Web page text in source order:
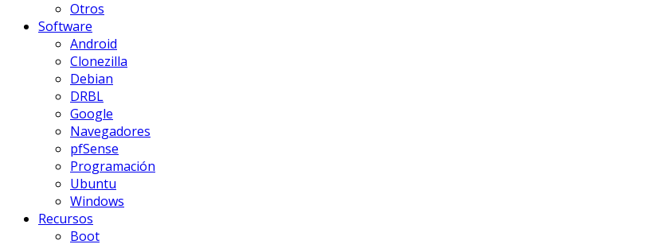
Otros
Software
Android
Clonezilla
Debian
DRBL
Google
Navegadores
pfSense
Programación
Ubuntu
Windows
Recursos
Boot